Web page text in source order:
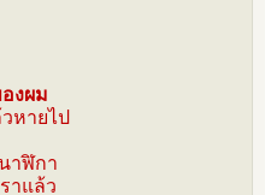
งผม
หายไป
าฬิกา
าแล้ว